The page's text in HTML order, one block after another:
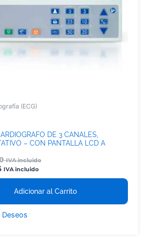
(ECG)
DE 3 CANALES,
– CON PANTALLA LCD A
IVA incluido
IVA incluido
Adicionar al Carrito
Deseos